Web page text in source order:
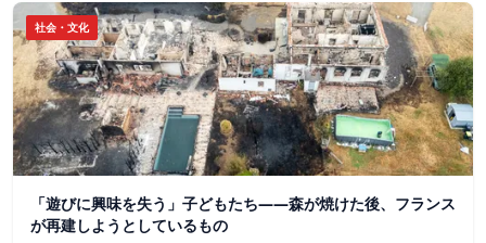
社会・文化
「遊びに興味を失う」子どもたち——森が焼けた後、フランス
が再建しようとしているもの